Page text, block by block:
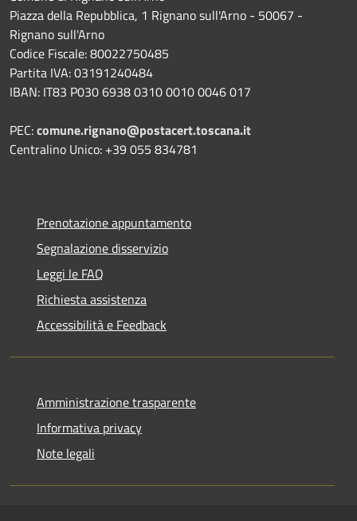
Piazza della Repubblica, 1 Rignano sull'Arno - 50067 -
Rignano sull'Arno
Codice Fiscale: 80022750485
Partita IVA: 03191240484
IBAN: IT83 P030 6938 0310 0010 0046 017
PEC:comune.rignano@postacert.toscana.it
Centralino Unico: +39 055 834781
Prenotazione appuntamento
Segnalazione disservizio
Leggi le FAQ
Richiesta assistenza
Accessibilità e Feedback
Amministrazione trasparente
Informativa privacy
Note legali